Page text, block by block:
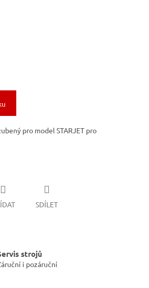
pro model STARJET pro
SDÍLET
strojů
i pozáruční